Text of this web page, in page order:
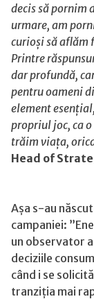
decis să pornim
urmare, am
curioși să aflăm
Printre
dar profundă,
pentru oameni
element
propriul joc, ca
trăim viața,
Head of
Așa s-au
campaniei:
un observator
deciziile
când i se
tranziția mai